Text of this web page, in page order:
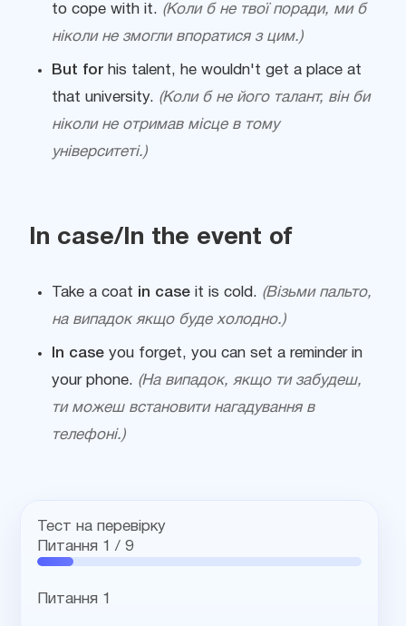
to cope with it. (Коли б не твої поради, ми б
ніколи не змогли впоратися з цим.)
But for his talent, he wouldn't get a place at
that university. (Коли б не його талант, він би
ніколи не отримав місце в тому
університеті.)
In case/In the event of
Take a coat in case it is cold. (Візьми пальто,
на випадок якщо буде холодно.)
In case you forget, you can set a reminder in
your phone. (На випадок, якщо ти забудеш,
ти можеш встановити нагадування в
телефоні.)
Тест на перевірку
Питання 1 / 9
Питання 1